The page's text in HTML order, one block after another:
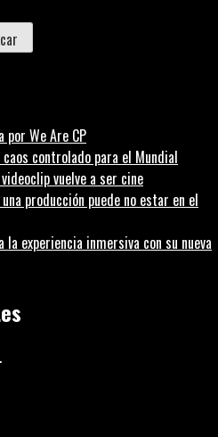
por We Are CP
controlado para el Mundial
vuelve a ser cine
producción puede no estar en el
la experiencia inmersiva con su nueva